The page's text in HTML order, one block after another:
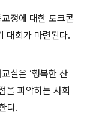
정에 대한 토크콘
대회가 마련된다.
실은 ‘행복한 산
을 파악하는 사회
다.